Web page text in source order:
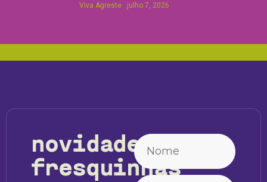
Viva Agreste
julho 7, 2026
novidades
fresquinhas